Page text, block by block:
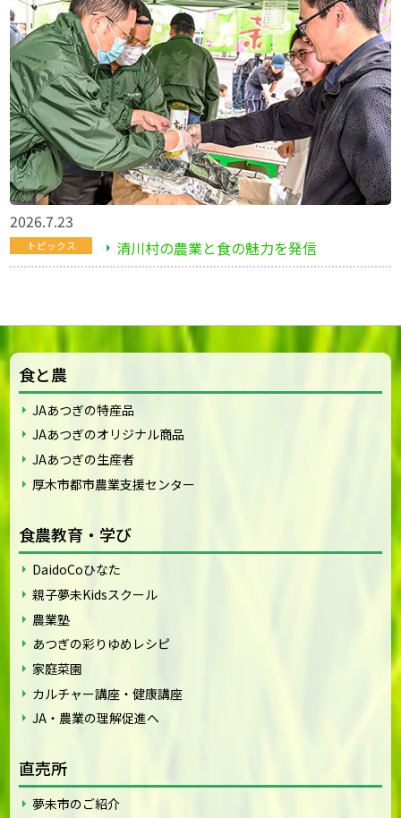
2026.7.23
トピックス 清川村の農業と食の魅力を発信
食と農
JAあつぎの特産品
JAあつぎのオリジナル商品
JAあつぎの生産者
厚木市都市農業支援センター
食農教育・学び
DaidoCoひなた
親子夢未Kidsスクール
農業塾
あつぎの彩りゆめレシピ
家庭菜園
カルチャー講座・健康講座
JA・農業の理解促進へ
直売所
夢未市のご紹介